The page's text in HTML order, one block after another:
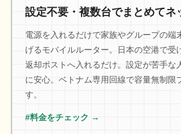
設定不要・複数台でまとめてネ
電源を入れるだけで家族やグループの端
げるモバイルルーター。日本の空港で受
返却ポストへ入れるだけ。設定が苦手な
に安心。ベトナム専用回線で容量無制限
す。
#料金をチェック →